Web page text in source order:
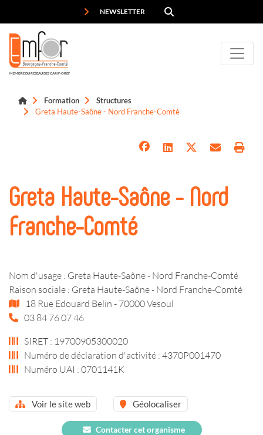
NEWSLETTER
MEMBRE DU RÉSEAU DES CARIF-OREF
Formation
Structures
Greta Haute-Saône - Nord Franche-Comté
Greta Haute-Saône - Nord
Franche-Comté
Nom d'usage : Greta Haute-Saône - Nord Franche-Comté
Raison sociale : Greta Haute-Saône - Nord Franche-Comté
18 Rue Edouard Belin - 70000 Vesoul
03 84 76 07 46
SIRET : 19700905300020
Numéro de déclaration d'activité : 4370P001470
Numéro UAI : 0701141K
Voir le site web Géolocaliser
Contacter cet organisme
Panneau de gestion des cookies